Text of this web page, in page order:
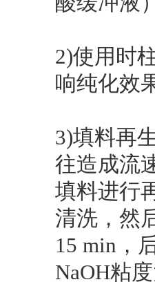
2)使用时
响纯化效
3)填料再
往造成流
填料进行
清洗，然
15 min，
NaOH粘